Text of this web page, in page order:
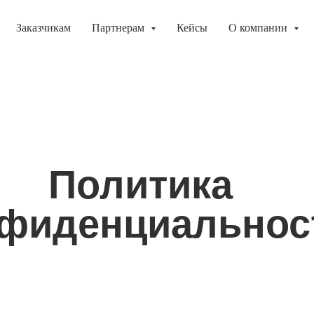
Заказчикам Партнерам Кейсы О компании
Политика